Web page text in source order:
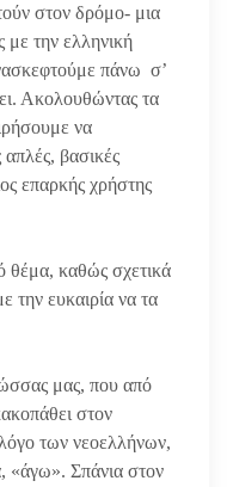
στον δρόμο- μια
την ελληνική
πάνω σ’
Ακολουθώντας τα
να
βασικές
επαρκής χρήστης
θέμα, καθώς σχετικά
την ευκαιρία να τα
μας, που από
στον
των νεοελλήνων,
«άγω». Σπάνια στον